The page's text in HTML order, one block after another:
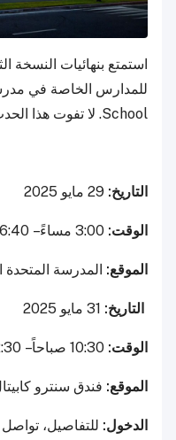
استمتع بنهائيات النسخة
School. لا تفوت هذا الحدث المثير.
التاريخ:
الوقت:
الموقع: المدرسة المتحدة
التاريخ:
الوقت:
الموقع: فندق سنترو
الدخول: للتفاصيل،